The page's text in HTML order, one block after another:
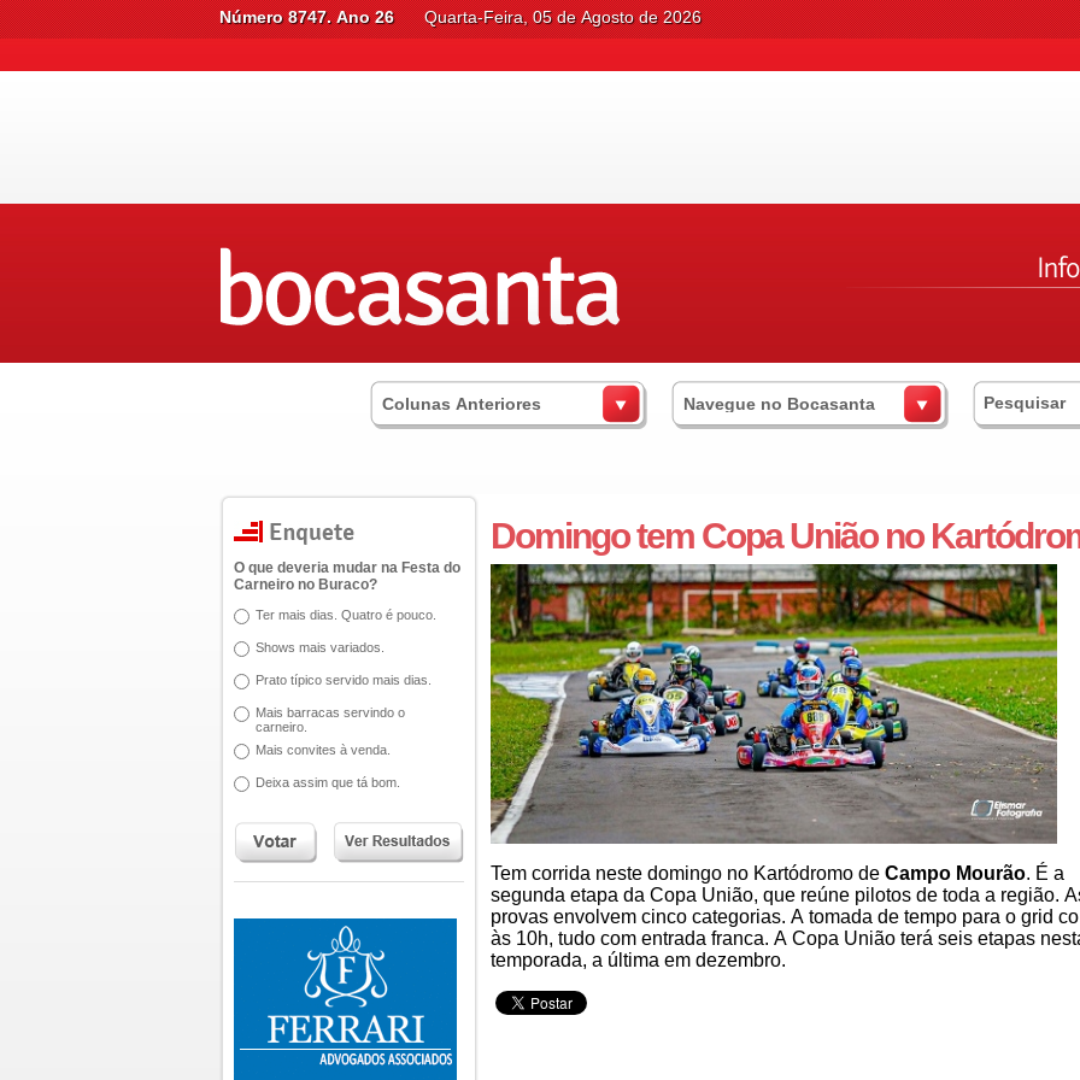
Número 8747. Ano 26 Quarta-Feira, 05 de Agosto de 2026
Colunas Anteriores Navegue no Bocasanta
O que deveria mudar na Festa do
Carneiro no Buraco?
Ter mais dias. Quatro é pouco.
Shows mais variados.
Prato típico servido mais dias.
Mais barracas servindo o
carneiro.
Mais convites à venda.
Deixa assim que tá bom.
Domingo tem Copa União no
Tem corrida neste domingo no Kartódromo de Campo Mourão. É a
segunda etapa da Copa União, que reúne pilotos de toda a região.
provas envolvem cinco categorias. A tomada de tempo para o grid
às 10h, tudo com entrada franca. A Copa União terá seis etapas
temporada, a última em dezembro.